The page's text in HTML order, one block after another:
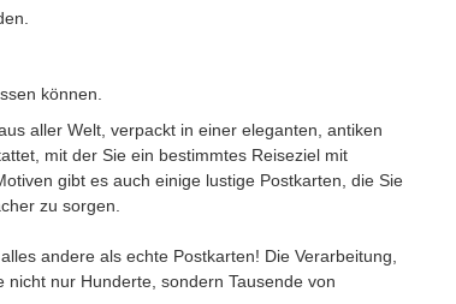
können.
aller Welt, verpackt in einer eleganten, antiken
mit der Sie ein bestimmtes Reiseziel mit
gibt es auch einige lustige Postkarten, die Sie
zu sorgen.
andere als echte Postkarten! Die Verarbeitung,
nur Hunderte, sondern Tausende von